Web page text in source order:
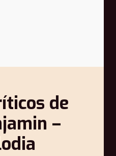
de
–